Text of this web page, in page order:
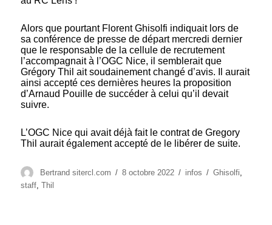
Alors que pourtant Florent Ghisolfi indiquait lors de
sa conférence de presse de départ mercredi dernier
que le responsable de la cellule de recrutement
l’accompagnait à l’OGC Nice, il semblerait que
Grégory Thil ait soudainement changé d’avis. Il aurait
ainsi accepté ces dernières heures la proposition
d’Arnaud Pouille de succéder à celui qu’il devait
suivre.
L’OGC Nice qui avait déjà fait le contrat de Gregory
Thil aurait également accepté de le libérer de suite.
Auteur
Bertrand sitercl.com
Publié
8 octobre 2022 Catégories
infos Étiquettes
Ghisolfi
staff,Thil